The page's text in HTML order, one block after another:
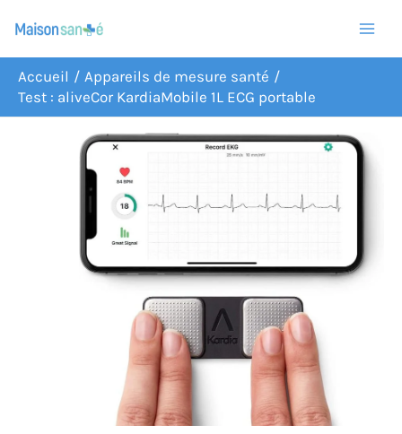
au
contenu
Accueil
Appareils de mesure santé
Test : aliveCor KardiaMobile 1L ECG portable
c
h